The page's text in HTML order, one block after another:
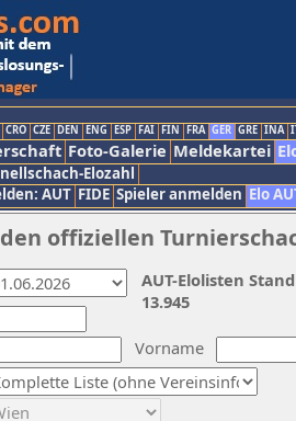
CRO CZE DEN ENG ESP FAI FIN FRA GER GRE INA
Foto-Galerie Meldekartei
Elozahl
AUT FIDE Spieler anmelden Elo
offiziellen
Vorname
AUT-Elolisten
13.945